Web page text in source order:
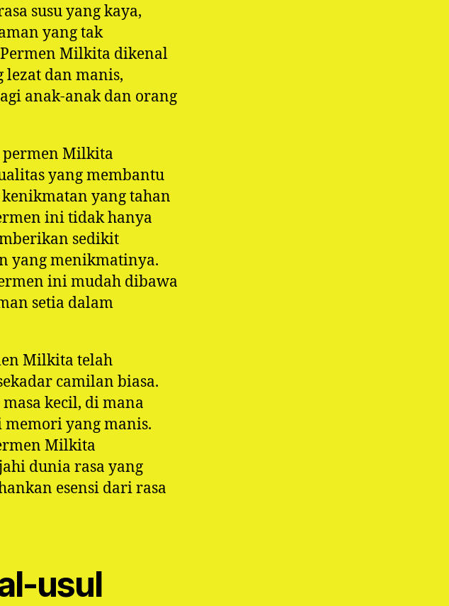
susu yang kaya,
yang tak
Milkita dikenal
lezat dan manis,
anak-anak dan orang
permen Milkita
yang membantu
yang tahan
ini tidak hanya
sedikit
yang menikmatinya.
ini mudah dibawa
setia dalam
Milkita telah
camilan biasa.
kecil, di mana
yang manis.
Milkita
dunia rasa yang
esensi dari rasa
usul